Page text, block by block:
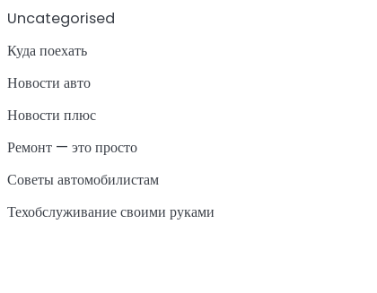
Uncategorised
Куда поехать
Новости авто
Новости плюс
Ремонт — это просто
Советы автомобилистам
Техобслуживание своими руками